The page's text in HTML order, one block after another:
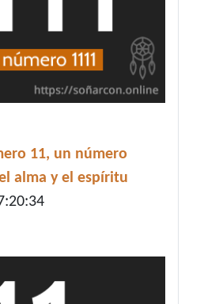
11, un número
alma y el espíritu